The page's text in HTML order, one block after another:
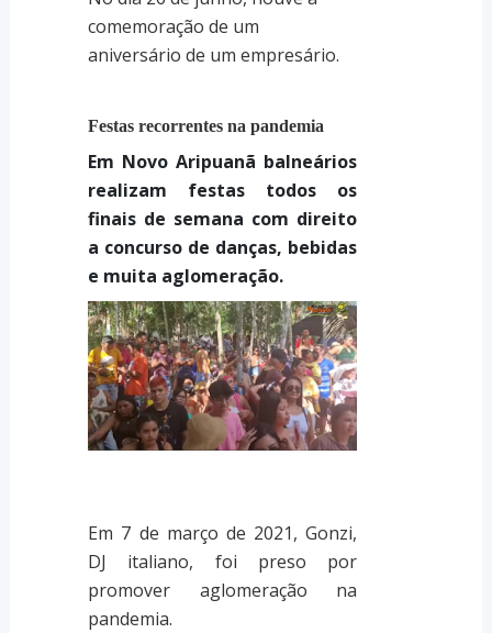
comemoração de um
aniversário de um empresário.
Festas recorrentes na pandemia
Em Novo Aripuanã balneários
realizam festas todos os
finais de semana com direito
a concurso de danças, bebidas
e muita aglomeração.
Em 7 de março de 2021, Gonzi,
DJ italiano, foi preso por
promover aglomeração na
pandemia.